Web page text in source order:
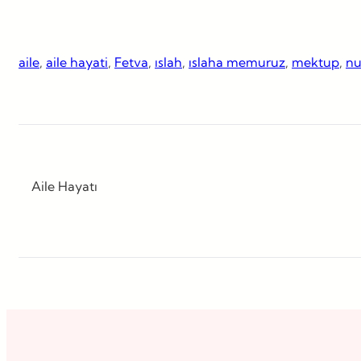
aile, aile hayati, Fetva, ıslah, ıslaha memuruz, mektup,
Aile Hayatı